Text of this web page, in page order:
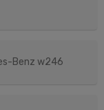
Benz w246